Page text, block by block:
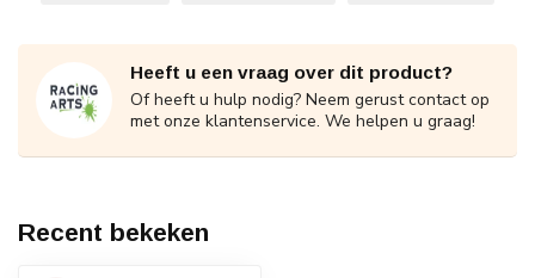
Heeft u een vraag over dit product?
Of heeft u hulp nodig? Neem gerust contact op
met onze klantenservice. We helpen u graag!
Recent bekeken